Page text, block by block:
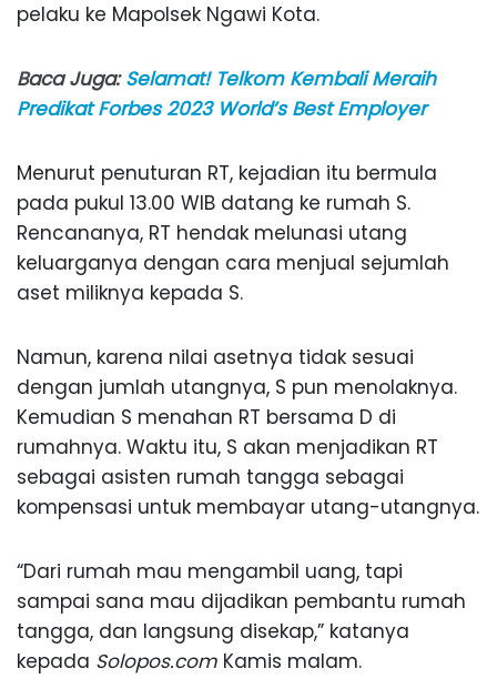
pelaku ke Mapolsek Ngawi Kota.
Baca Juga:Selamat! Telkom Kembali Meraih
Predikat Forbes 2023 World’s Best Employer
Menurut penuturan RT, kejadian itu bermula
pada pukul 13.00 WIB datang ke rumah S.
Rencananya, RT hendak melunasi utang
keluarganya dengan cara menjual sejumlah
aset miliknya kepada S.
Namun, karena nilai asetnya tidak sesuai
dengan jumlah utangnya, S pun menolaknya.
Kemudian S menahan RT bersama D di
rumahnya. Waktu itu, S akan menjadikan RT
sebagai asisten rumah tangga sebagai
kompensasi untuk membayar utang-utangnya.
“Dari rumah mau mengambil uang, tapi
sampai sana mau dijadikan pembantu rumah
tangga, dan langsung disekap,” katanya
kepada Solopos.com Kamis malam.